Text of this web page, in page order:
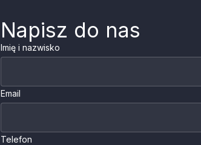
Napisz do nas
Imię i nazwisko
Email
Telefon